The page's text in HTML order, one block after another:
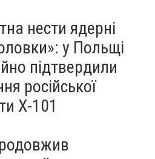
нести ядерні
у Польщі
підтвердили
російської
Х-101